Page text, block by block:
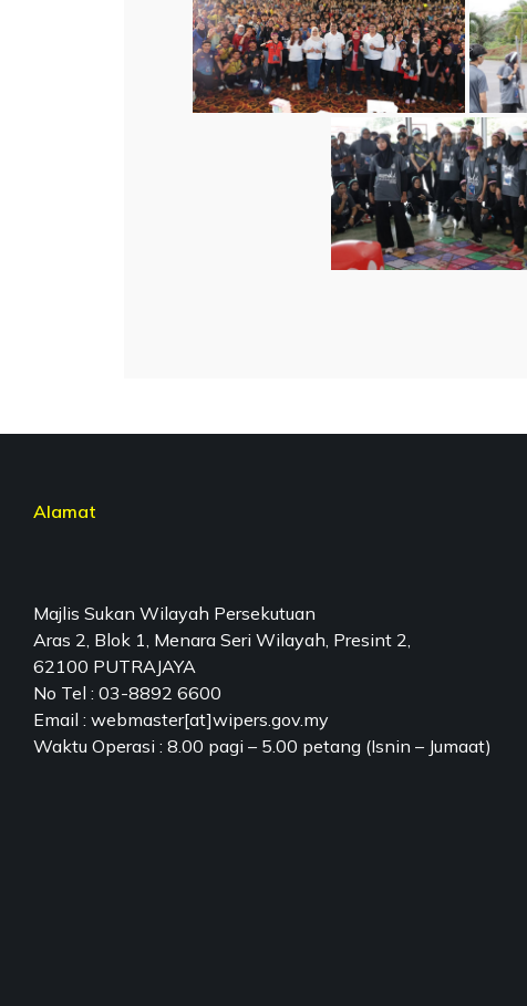
Alamat
Majlis Sukan Wilayah Persekutuan
Aras 2, Blok 1, Menara Seri Wilayah, Presint 2,
62100 PUTRAJAYA
No Tel : 03-8892 6600
Email : webmaster[at]wipers.gov.my
Waktu Operasi : 8.00 pagi – 5.00 petang (Isnin – Jumaat)